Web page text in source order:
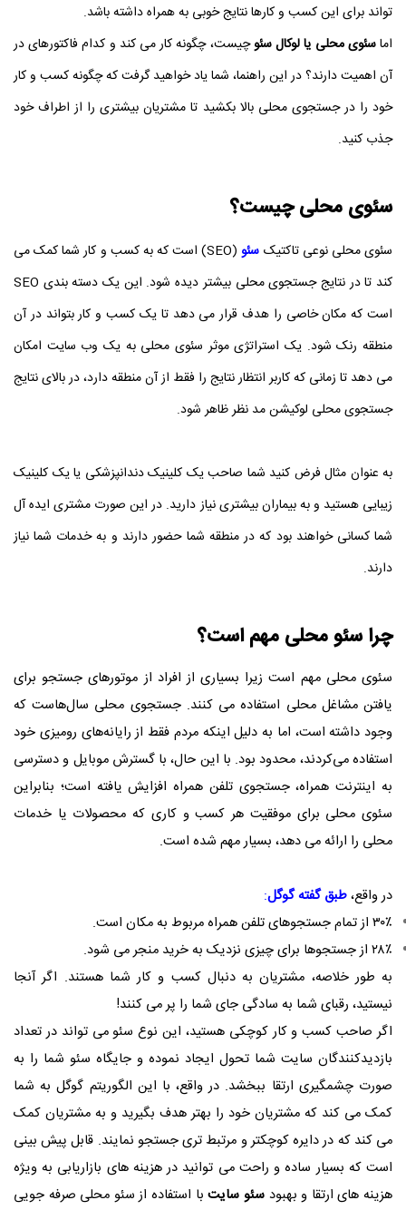
تواند برای این کسب و کارها نتایج خوبی به همراه داشته باشد.
اماسئوی محلی یا لوکال سئوچیست، چگونه کار می کند و کدام فاکتورهای در
آن اهمیت دارند؟ در این راهنما، شما یاد خواهید گرفت که چگونه کسب و کار
خود را در جستجوی محلی بالا بکشید تا مشتریان بیشتری را از اطراف خود
جذب کنید.
سئوی محلی چیست؟
سئوی محلی نوعی تاکتیک سئو
(SEO) است که به کسب و کار شما کمک می
کند تا در نتایج جستجوی محلی بیشتر دیده شود. این یک دسته بندی SEO
است که مکان خاصی را هدف قرار می دهد تا یک کسب و کار بتواند در آن
منطقه رنک شود. یک استراتژی موثر سئوی محلی به یک وب سایت امکان
می دهد تا زمانی که کاربر انتظار نتایج را فقط از آن منطقه دارد، در بالای نتایج
جستجوی محلی لوکیشن مد نظر ظاهر شود.
به عنوان مثال فرض کنید شما صاحب یک کلینیک دندانپزشکی یا یک کلینیک
زیبایی هستید و به بیماران بیشتری نیاز دارید. در این صورت مشتری ایده آل
شما کسانی خواهند بود که در منطقه شما حضور دارند و به خدمات شما نیاز
دارند.
چرا سئو محلی مهم است؟
سئوی محلی مهم است زیرا بسیاری از افراد از موتورهای جستجو برای
یافتن مشاغل محلی استفاده می کنند. جستجوی محلی سال‌هاست که
وجود داشته است، اما به دلیل اینکه مردم فقط از رایانه‌های رومیزی خود
استفاده می‌کردند، محدود بود. با این حال، با گسترش موبایل و دسترسی
به اینترنت همراه، جستجوی تلفن همراه افزایش یافته است؛ بنابراین
سئوی محلی برای موفقیت هر کسب و کاری که محصولات یا خدمات
محلی را ارائه می دهد، بسیار مهم شده است.
در واقع،طبق گفته گوگل:
۳۰٪ از تمام جستجوهای تلفن همراه مربوط به مکان است.
۲۸٪ از جستجوها برای چیزی نزدیک به خرید منجر می شود.
به طور خلاصه، مشتریان به دنبال کسب و کار شما هستند. اگر آنجا
نیستید، رقبای شما به سادگی جای شما را پر می کنند!
اگر صاحب کسب و کار کوچکی هستید، این نوع سئو می تواند در تعداد
بازدیدکنندگان سایت شما تحول ایجاد نموده و جایگاه سئو شما را به
صورت چشمگیری ارتقا ببخشد. در واقع، با این الگوریتم گوگل به شما
کمک می کند که مشتریان خود را بهتر هدف بگیرید و به مشتریان کمک
می کند که در دایره کوچکتر و مرتبط تری جستجو نمایند. قابل پیش بینی
است که بسیار ساده و راحت می توانید در هزینه های بازاریابی به ویژه
هزینه های ارتقا و بهبودسئو سایتبا استفاده از سئو محلی صرفه جویی